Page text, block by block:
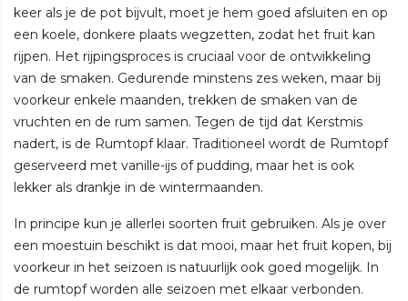
keer als je de pot bijvult, moet je hem goed afsluiten en op
een koele, donkere plaats wegzetten, zodat het fruit kan
rijpen. Het rijpingsproces is cruciaal voor de ontwikkeling
van de smaken. Gedurende minstens zes weken, maar bij
voorkeur enkele maanden, trekken de smaken van de
vruchten en de rum samen. Tegen de tijd dat Kerstmis
nadert, is de Rumtopf klaar. Traditioneel wordt de Rumtopf
geserveerd met vanille-ijs of pudding, maar het is ook
lekker als drankje in de wintermaanden.
In principe kun je allerlei soorten fruit gebruiken. Als je over
een moestuin beschikt is dat mooi, maar het fruit kopen, bij
voorkeur in het seizoen is natuurlijk ook goed mogelijk. In
de rumtopf worden alle seizoen met elkaar verbonden.